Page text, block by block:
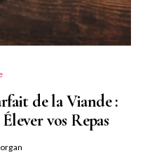
de la Viande :
vos Repas